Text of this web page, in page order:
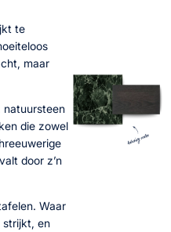
te
maar
natuursteen
die zowel
door z’n
Waar
strijkt, en